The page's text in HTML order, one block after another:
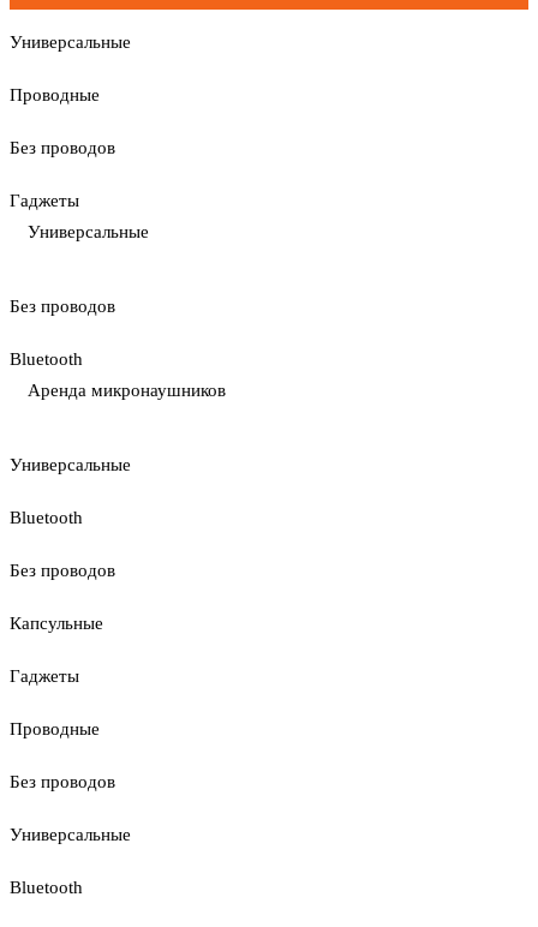
Универсальные
Проводные
Без проводов
Гаджеты
Универсальные
Без проводов
Bluetooth
Аренда микронаушников
Универсальные
Bluetooth
Без проводов
Капсульные
Гаджеты
Проводные
Без проводов
Универсальные
Bluetooth